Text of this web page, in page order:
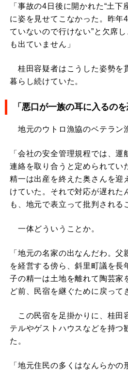
「事故の4日後に開かれた“土下
に姿を見せてこなかった。昨年
ていないので行けない”と欠席
も出ていません」
桂田容疑者はこうした姿勢を
暮らし続けていた。
「悪口が一族の耳に入るのを
地元のウトロ漁協のベテラン
「会社の安全管理規程では、運
連絡を取り合うと定められてい
精一は出産を終えた奥さんを迎
けていた。それで対応が遅れた
も、地元で表立って批判される
一体どういうことか。
「地元の名家の出なんだわ。父
を経営する傍ら、斜里町議を長
子の精一は土地を離れて陶芸家
ど前、民宿を継ぐために戻って
この民宿を足掛かりに、桂田
テルやゲストハウスなどを持つ
た。
「地元住民の多くはなんらかの